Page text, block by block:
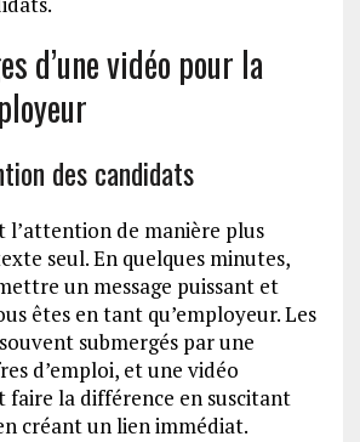
d’une vidéo pour la
des candidats
l’attention de manière plus
seul. En quelques minutes,
un message puissant et
êtes en tant qu’employeur. Les
submergés par une
d’emploi, et une vidéo
faire la différence en suscitant
créant un lien immédiat.